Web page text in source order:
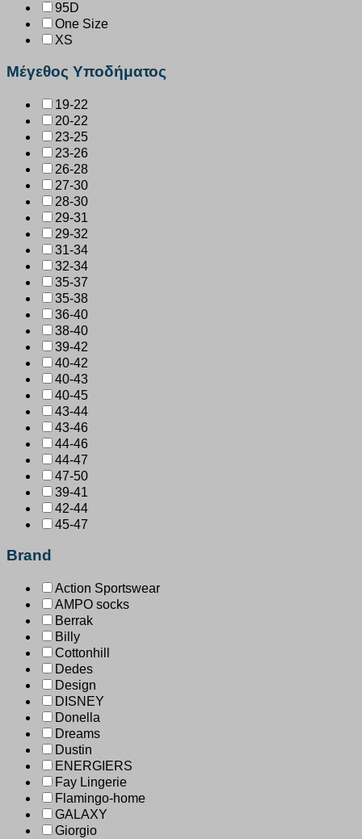
95D
One Size
XS
Μέγεθος Υποδήματος
19-22
20-22
23-25
23-26
26-28
27-30
28-30
29-31
29-32
31-34
32-34
35-37
35-38
36-40
38-40
39-42
40-42
40-43
40-45
43-44
43-46
44-46
44-47
47-50
39-41
42-44
45-47
Brand
Action Sportswear
AMPO socks
Berrak
Billy
Cottonhill
Dedes
Design
DISNEY
Donella
Dreams
Dustin
ENERGIERS
Fay Lingerie
Flamingo-home
GALAXY
Giorgio